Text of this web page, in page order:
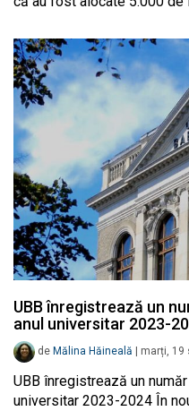
UBB înregistrează un
anul universitar 2023-
de Mălina Hăineală marți, 19
UBB înregistrează un
universitar 2023-2024 În